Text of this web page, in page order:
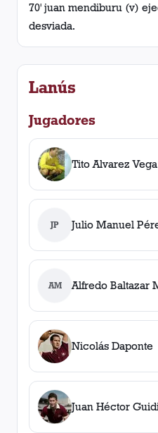
70' juan mendiburu (v)
desviada.
Lanús
Jugadores
Tito Alvarez Vega
JP Julio Manuel
AM Alfredo Baltazar
Nicolás Daponte
Juan Héctor